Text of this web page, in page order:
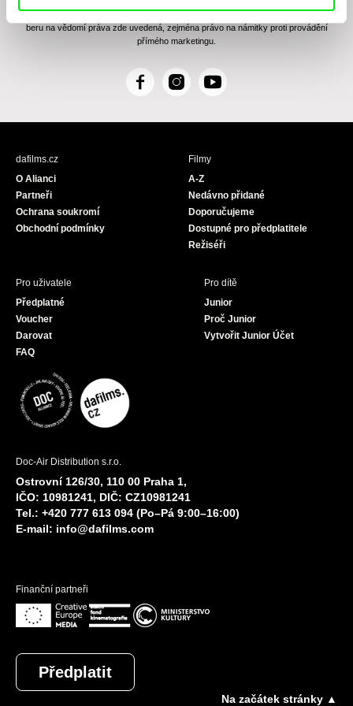
Zásady zpracování osobních údajů, textu rozumím a souhlasím s ním, přičemž
beru na vědomí práva zde uvedená, zejména právo na námitky proti provádění
přímého marketingu.
F
c
I
s
Y
u
dafilms.cz
O Alianci
Partneři
Ochrana soukromí
Obchodní podmínky
Filmy
A-Z
Nedávno přidané
Doporučujeme
Dostupné pro předplatitele
Režiséři
Pro uživatele
Předplatné
Voucher
Darovat
FAQ
Pro dítě
Junior
Proč Junior
Vytvořit Junior Účet
Doc-Air Distribution s.r.o.
Ostrovní 126/30, 110 00 Praha 1,
IČO: 10981241, DIČ: CZ10981241
Tel.: +420 777 613 094 (Po–Pá 9:00–16:00)
E-mail: info@dafilms.com
Finanční partneři
Předplatit
Na začátek stránky ▲